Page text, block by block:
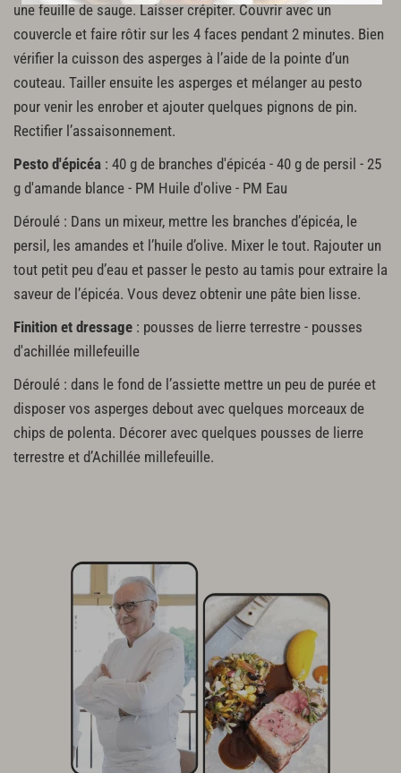
une feuille de sauge. Laisser crépiter. Couvrir avec un
couvercle et faire rôtir sur les 4 faces pendant 2 minutes. Bien
vérifier la cuisson des asperges à l’aide de la pointe d’un
couteau. Tailler ensuite les asperges et mélanger au pesto
pour venir les enrober et ajouter quelques pignons de pin.
Rectifier l’assaisonnement.
Pesto d'épicéa : 40 g de branches d'épicéa - 40 g de persil - 25
g d'amande blance - PM Huile d'olive - PM Eau
Déroulé : Dans un mixeur, mettre les branches d’épicéa, le
persil, les amandes et l’huile d’olive. Mixer le tout. Rajouter un
tout petit peu d’eau et passer le pesto au tamis pour extraire la
saveur de l’épicéa. Vous devez obtenir une pâte bien lisse.
Finition et dressage : pousses de lierre terrestre - pousses
d'achillée millefeuille
Déroulé : dans le fond de l’assiette mettre un peu de purée et
disposer vos asperges debout avec quelques morceaux de
chips de polenta. Décorer avec quelques pousses de lierre
terrestre et d’Achillée millefeuille.